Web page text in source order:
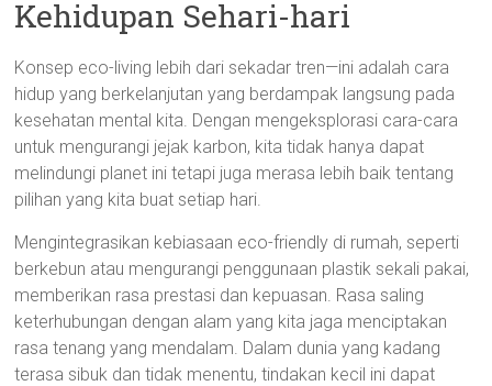
Kehidupan Sehari-hari
Konsep eco-living lebih dari sekadar tren—ini adalah cara
hidup yang berkelanjutan yang berdampak langsung pada
kesehatan mental kita. Dengan mengeksplorasi cara-cara
untuk mengurangi jejak karbon, kita tidak hanya dapat
melindungi planet ini tetapi juga merasa lebih baik tentang
pilihan yang kita buat setiap hari.
Mengintegrasikan kebiasaan eco-friendly di rumah, seperti
berkebun atau mengurangi penggunaan plastik sekali pakai,
memberikan rasa prestasi dan kepuasan. Rasa saling
keterhubungan dengan alam yang kita jaga menciptakan
rasa tenang yang mendalam. Dalam dunia yang kadang
terasa sibuk dan tidak menentu, tindakan kecil ini dapat